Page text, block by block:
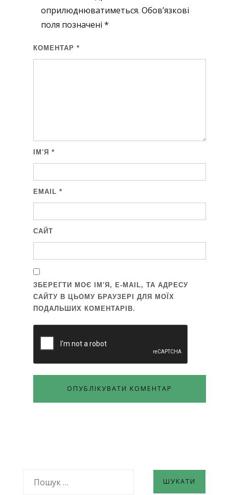
оприлюднюватиметься. Обов’язкові
поля позначені *
КОМЕНТАР *
ІМ'Я *
EMAIL *
САЙТ
ЗБЕРЕГТИ МОЄ ІМ'Я, E-MAIL, ТА АДРЕСУ
САЙТУ В ЦЬОМУ БРАУЗЕРІ ДЛЯ МОЇХ
ПОДАЛЬШИХ КОМЕНТАРІВ.